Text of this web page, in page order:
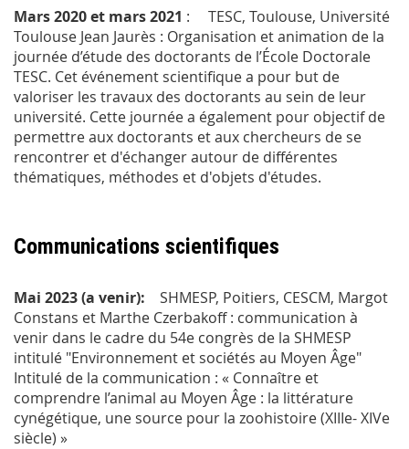
Mars 2020 et mars 2021 : TESC, Toulouse, Université
Toulouse Jean Jaurès : Organisation et animation de la
journée d’étude des doctorants de l’École Doctorale
TESC. Cet événement scientifique a pour but de
valoriser les travaux des doctorants au sein de leur
université. Cette journée a également pour objectif de
permettre aux doctorants et aux chercheurs de se
rencontrer et d'échanger autour de différentes
thématiques, méthodes et d'objets d'études.
Communications scientifiques
Mai 2023 (a venir):
SHMESP, Poitiers, CESCM, Margot
Constans et Marthe Czerbakoff : communication à
venir dans le cadre du 54e congrès de la SHMESP
intitulé "Environnement et sociétés au Moyen Âge"
Intitulé de la communication : « Connaître et
comprendre l’animal au Moyen Âge : la littérature
cynégétique, une source pour la zoohistoire (XIIIe- XIVe
siècle) »